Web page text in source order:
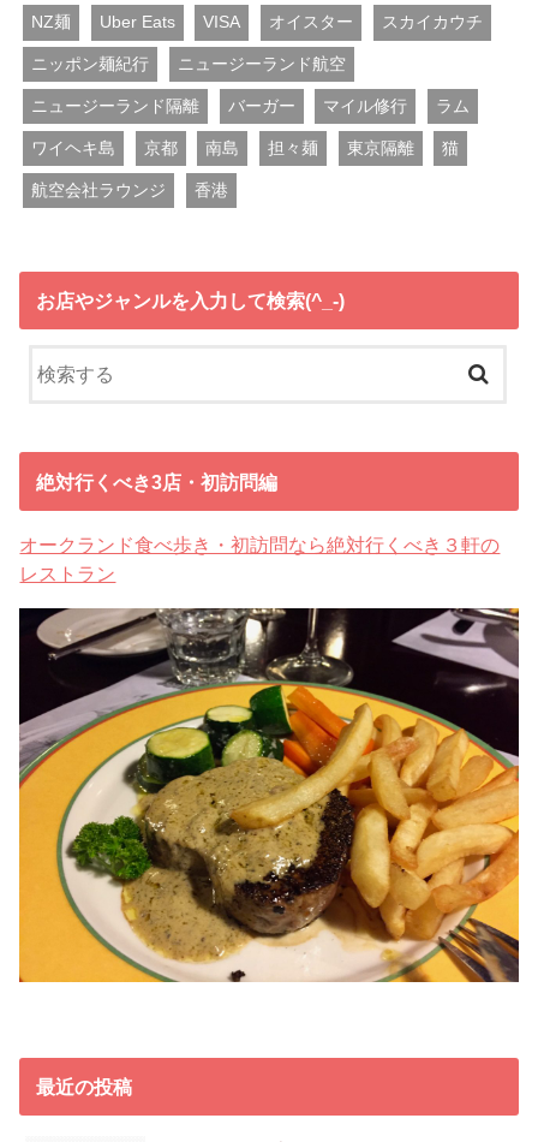
NZ麺 Uber Eats VISA オイスター スカイカウチ
ニッポン麺紀行 ニュージーランド航空
ニュージーランド隔離 バーガー マイル修行 ラム
ワイヘキ島 京都 南島 担々麺 東京隔離 猫
航空会社ラウンジ 香港
お店やジャンルを入力して検索(^_-)
絶対行くべき3店・初訪問編
オークランド食べ歩き・初訪問なら絶対行くべき３軒の
レストラン
最近の投稿